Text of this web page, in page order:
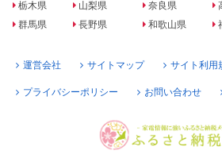
栃木県
群馬県
山梨県
長野県
奈良県
和歌山県
運営会社 サイトマップ サイト利用
プライバシーポリシー お問い合わせ